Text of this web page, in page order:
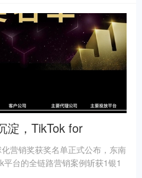
淀，TikTok for
Y.O.U多链路提效增长
营销奖获奖名单正式公布，东南
台的全链路营销案例斩获1银1